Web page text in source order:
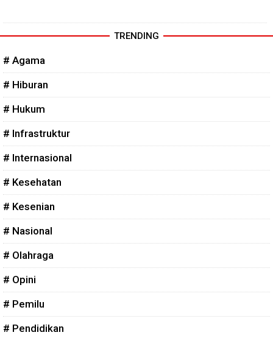
TRENDING
# Agama
# Hiburan
# Hukum
# Infrastruktur
# Internasional
# Kesehatan
# Kesenian
# Nasional
# Olahraga
# Opini
# Pemilu
# Pendidikan